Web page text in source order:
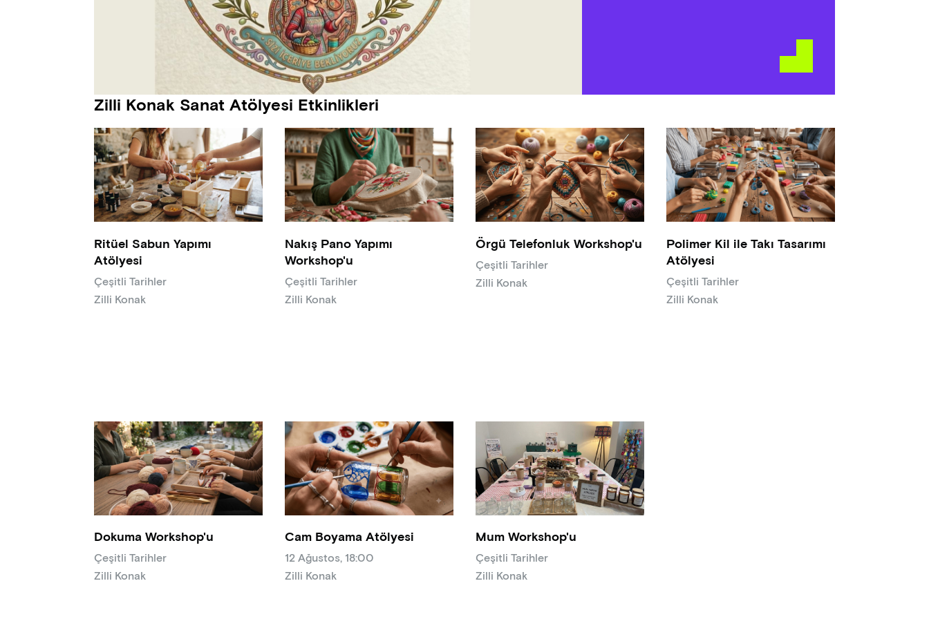
Zilli Konak Sanat Atölyesi Etkinlikleri
Ritüel Sabun Yapımı
Atölyesi
Çeşitli Tarihler
Zilli Konak
Nakış Pano Yapımı
Workshop'u
Çeşitli Tarihler
Zilli Konak
Örgü Telefonluk Workshop'u
Çeşitli Tarihler
Zilli Konak
Polimer Kil ile Takı Tasarımı
Atölyesi
Çeşitli Tarihler
Zilli Konak
Dokuma Workshop'u
Çeşitli Tarihler
Zilli Konak
Cam Boyama Atölyesi
12 Ağustos, 18:00
Zilli Konak
Mum Workshop'u
Çeşitli Tarihler
Zilli Konak